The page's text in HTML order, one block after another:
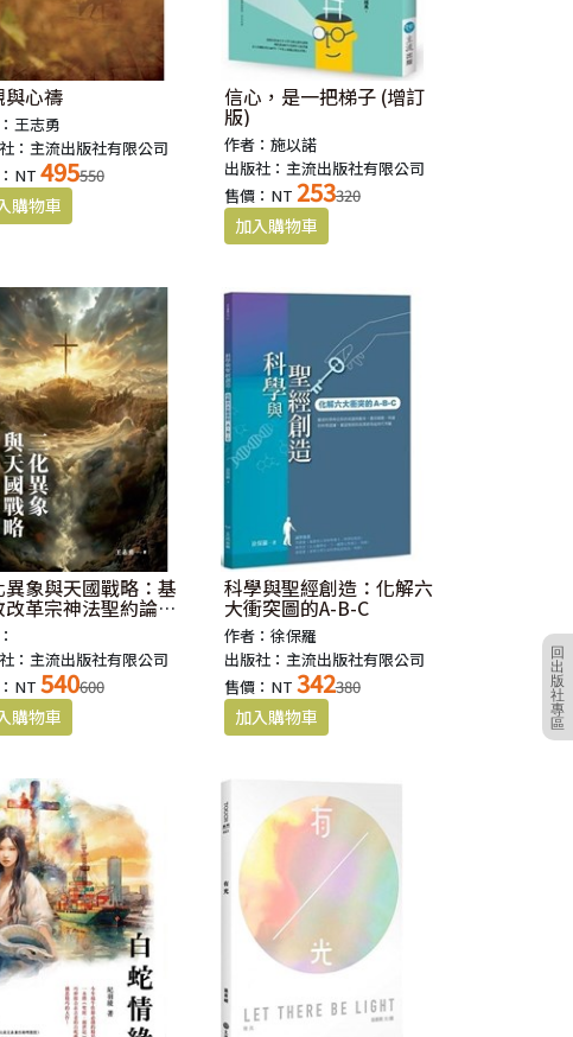
回
出
版
社
專
區
與心禱
王志勇
：主流出版社有限公司
NT 495550
信心，是一把梯子 (增訂
版)
作者：施以諾
出版社：主流出版社有限公司
售價：NT 253320
異象與天國戰略：基
改革宗神法聖約論超
哲學
：主流出版社有限公司
NT 540600
科學與聖經創造：化解六
大衝突圖的A-B-C
作者：徐保羅
出版社：主流出版社有限公司
售價：NT 342380